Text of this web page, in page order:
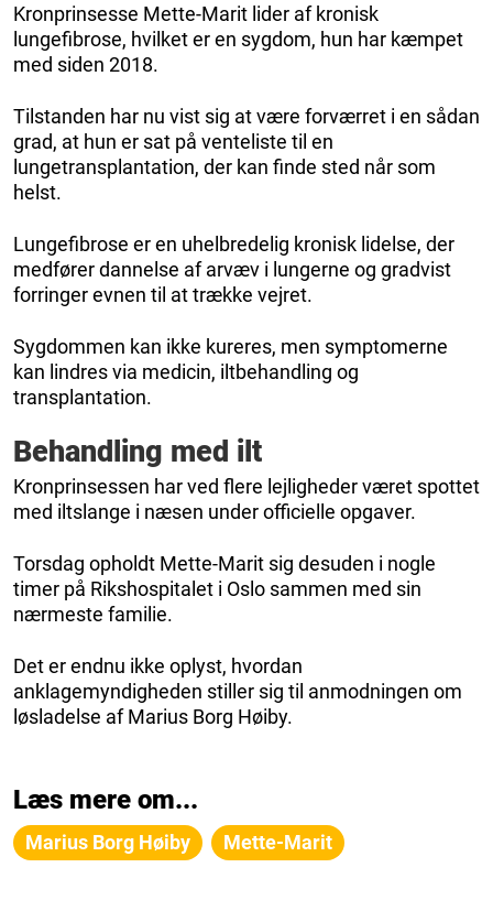
Kronprinsesse Mette-Marit lider af kronisk
lungefibrose, hvilket er en sygdom, hun har kæmpet
med siden 2018.
Tilstanden har nu vist sig at være forværret i en sådan
grad, at hun er sat på venteliste til en
lungetransplantation, der kan finde sted når som
helst.
Lungefibrose er en uhelbredelig kronisk lidelse, der
medfører dannelse af arvæv i lungerne og gradvist
forringer evnen til at trække vejret.
Sygdommen kan ikke kureres, men symptomerne
kan lindres via medicin, iltbehandling og
transplantation.
Behandling med ilt
Kronprinsessen har ved flere lejligheder været spottet
med iltslange i næsen under officielle opgaver.
Torsdag opholdt Mette-Marit sig desuden i nogle
timer på Rikshospitalet i Oslo sammen med sin
nærmeste familie.
Det er endnu ikke oplyst, hvordan
anklagemyndigheden stiller sig til anmodningen om
løsladelse af Marius Borg Høiby.
Læs mere om...
Marius Borg Høiby Mette-Marit